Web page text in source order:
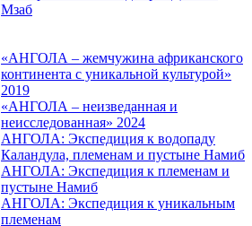
Мзаб
«АНГОЛА – жемчужина африканского
континента с уникальной культурой»
2019
«АНГОЛА – неизведанная и
неисследованная» 2024
АНГОЛА: Экспедиция к водопаду
Каландула, племенам и пустыне Намиб
АНГОЛА: Экспедиция к племенам и
пустыне Намиб
АНГОЛА: Экспедиция к уникальным
племенам